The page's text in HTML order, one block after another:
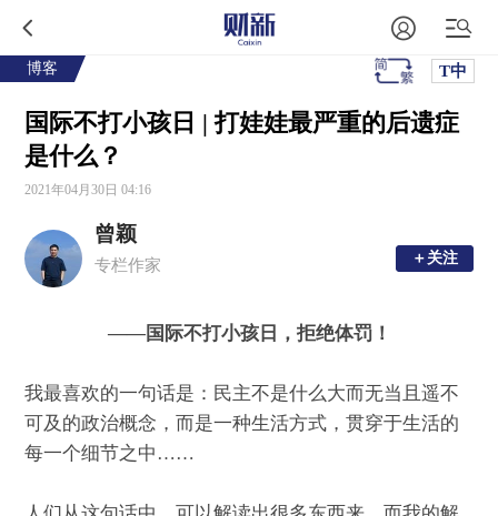
博客 T中
国际不打小孩日 | 打娃娃最严重的后遗症
是什么？
2021年04月30日 04:16
曾颖
专栏作家 ＋关注
＋关注
——国际不打小孩日，拒绝体罚！
我最喜欢的一句话是：民主不是什么大而无当且遥不
可及的政治概念，而是一种生活方式，贯穿于生活的
每一个细节之中……